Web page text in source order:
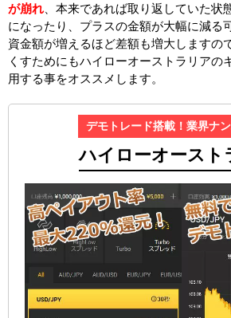
が崩れ、本来であれば取り返していた状
になったり、プラスの金額が大幅に減る
資金額が増えるほど差額も増大しますの
くすためにもハイローオーストラリアの
用する事をオススメします。
デモトレード搭載！業界ナン
ハイローオースト